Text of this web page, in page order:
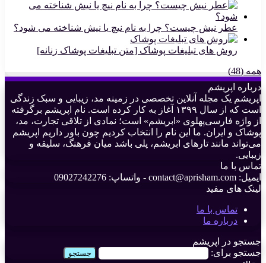
عطر نیش چیست؟ چرا به نام نیچ یا نیش شناخته می شود؟
روش های تبلیغات پوشاک [متن تبلیغات پوشاک زنانه]
همه (48)
درباره اپریشم
اپریشم یک مجله آنلاین تخصصی در زمینه مد، زیبایی و سبک زندگی
است که از سال ۱۳۹۹ آغاز به کار کرده است. نام اپریشم برگرفته
از واژه فارسی‌پهلوی «ابریشم» است؛ نمادی از تلاقی تجارت، مد،
پوشاک و ایران. ما این نام را انتخاب کردیم چون باور داریم اپریشم
می‌تواند مانند تارهای ابریشم، پلی باشد میان فرهنگ، سلیقه و
زیبایی.
تماس با ما
ایمیل: contact@aprisham.com - واتساپ: 09027242276
لینک های مفید
تماس با ما
درباره ما
جستجو در اپریشم
جستجو برای: